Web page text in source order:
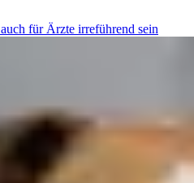
für Ärzte irreführend sein